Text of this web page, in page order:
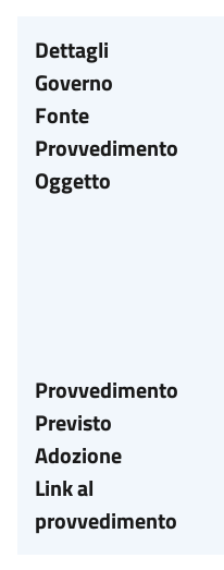
Dettagli
Governo
Fonte
Provvedimento
Oggetto
Provvedimento
Previsto
Adozione
Link al
provvedimento